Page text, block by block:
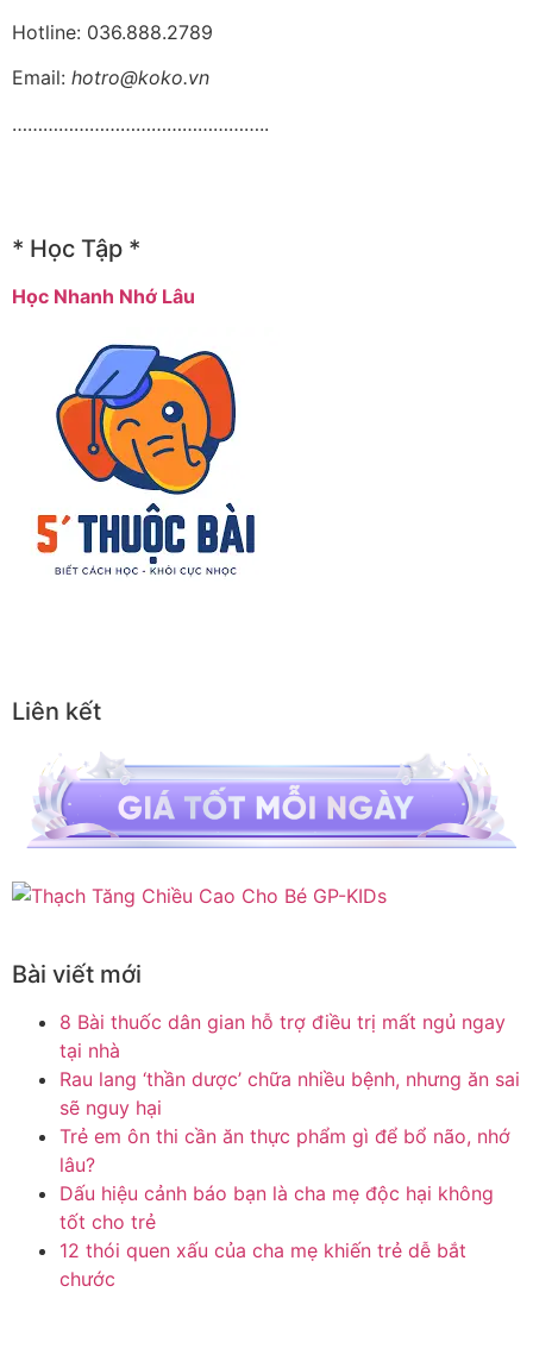
Hotline: 036.888.2789
Email: hotro@koko.vn
…………………………………………..
* Học Tập *
Học Nhanh Nhớ Lâu
Liên kết
Bài viết mới
8 Bài thuốc dân gian hỗ trợ điều trị mất ngủ ngay
tại nhà
Rau lang ‘thần dược’ chữa nhiều bệnh, nhưng ăn sai
sẽ nguy hại
Trẻ em ôn thi cần ăn thực phẩm gì để bổ não, nhớ
lâu?
Dấu hiệu cảnh báo bạn là cha mẹ độc hại không
tốt cho trẻ
12 thói quen xấu của cha mẹ khiến trẻ dễ bắt
chước